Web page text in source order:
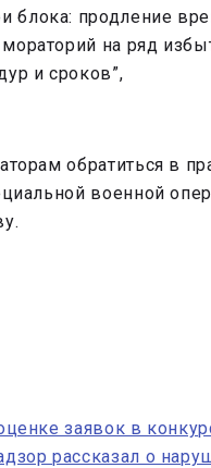
блока: продление
мораторий на ряд
и сроков”,
обратиться в
военной
заявок в
рассказал о